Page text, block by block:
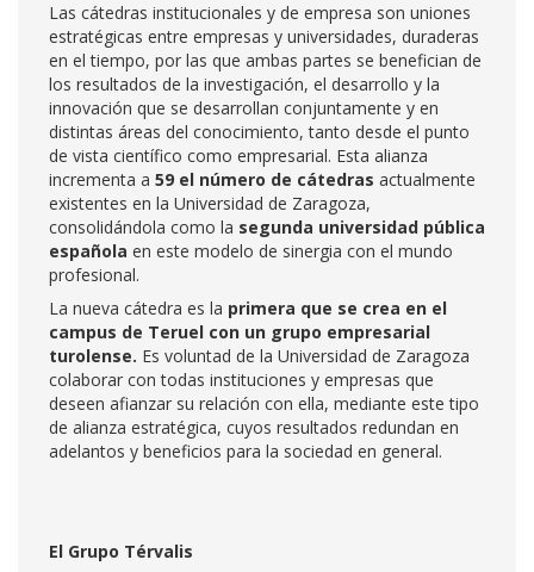
Las cátedras institucionales y de empresa son uniones
estratégicas entre empresas y universidades, duraderas
en el tiempo, por las que ambas partes se benefician de
los resultados de la investigación, el desarrollo y la
innovación que se desarrollan conjuntamente y en
distintas áreas del conocimiento, tanto desde el punto
de vista científico como empresarial. Esta alianza
incrementa a 59 el número de cátedras actualmente
existentes en la Universidad de Zaragoza,
consolidándola como la segunda universidad pública
española en este modelo de sinergia con el mundo
profesional.
La nueva cátedra es la primera que se crea en el
campus de Teruel con un grupo empresarial
turolense. Es voluntad de la Universidad de Zaragoza
colaborar con todas instituciones y empresas que
deseen afianzar su relación con ella, mediante este tipo
de alianza estratégica, cuyos resultados redundan en
adelantos y beneficios para la sociedad en general.
El Grupo Térvalis